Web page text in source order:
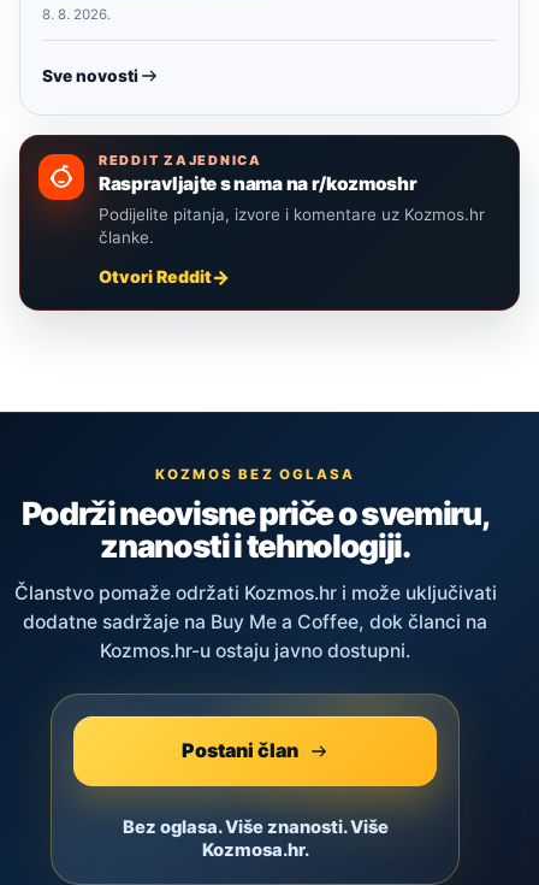
8. 8. 2026.
Sve novosti
REDDIT ZAJEDNICA
Raspravljajte s nama na r/kozmoshr
Podijelite pitanja, izvore i komentare uz Kozmos.hr
članke.
Otvori Reddit
KOZMOS BEZ OGLASA
Podrži neovisne priče o svemiru,
znanosti i tehnologiji.
Članstvo pomaže održati Kozmos.hr i može uključivati
dodatne sadržaje na Buy Me a Coffee, dok članci na
Kozmos.hr-u ostaju javno dostupni.
Postani član
Bez oglasa. Više znanosti. Više
Kozmosa.hr.